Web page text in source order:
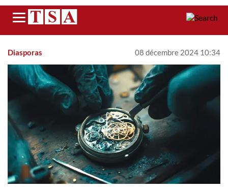
Menu
Diasporas 08 décembre 2024 10:34